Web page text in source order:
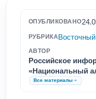
ОПУБЛИКОВАНО
РУБРИКА
АВТОР
Российское
«Национальный
Все материалы